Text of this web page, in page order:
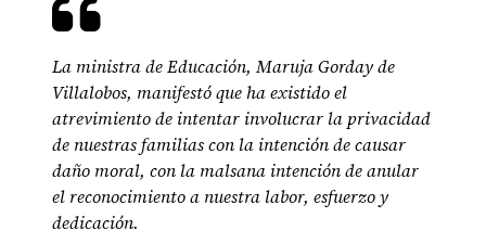
La ministra de Educación, Maruja Gorday de
Villalobos, manifestó que ha existido el
atrevimiento de intentar involucrar la privacidad
de nuestras familias con la intención de causar
daño moral, con la malsana intención de anular
el reconocimiento a nuestra labor, esfuerzo y
dedicación.